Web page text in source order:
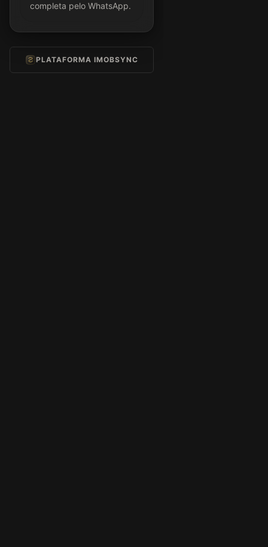
completa pelo WhatsApp.
PLATAFORMA IMOBSYNC